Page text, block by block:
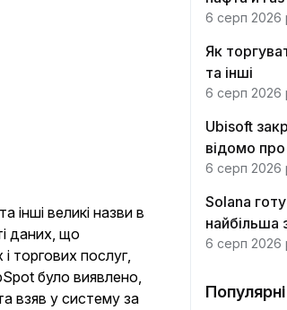
інші великі назви в
даних, що
торгових послуг,
було виявлено,
взяв у систему за
6 серп 2026
Як
та інші
6 серп 2026
Ubisoft
відомо
6 серп 2026
Solana
найбільша
6 серп 2026
Популярні
свій шлях у
з $20 USDT
внесіть депозит й отримайте $20
Приєднатися